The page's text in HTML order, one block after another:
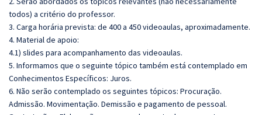
todos) a critério do professor.
3. Carga horária prevista: de 400 a 450 videoaulas, aproximadamente.
4. Material de apoio:
4.1) slides para acompanhamento das videoaulas.
5. Informamos que o seguinte tópico também está contemplado em
Conhecimentos Específicos: Juros.
6. Não serão contemplado os seguintes tópicos: Procuração.
Admissão. Movimentação. Demissão e pagamento de pessoal.